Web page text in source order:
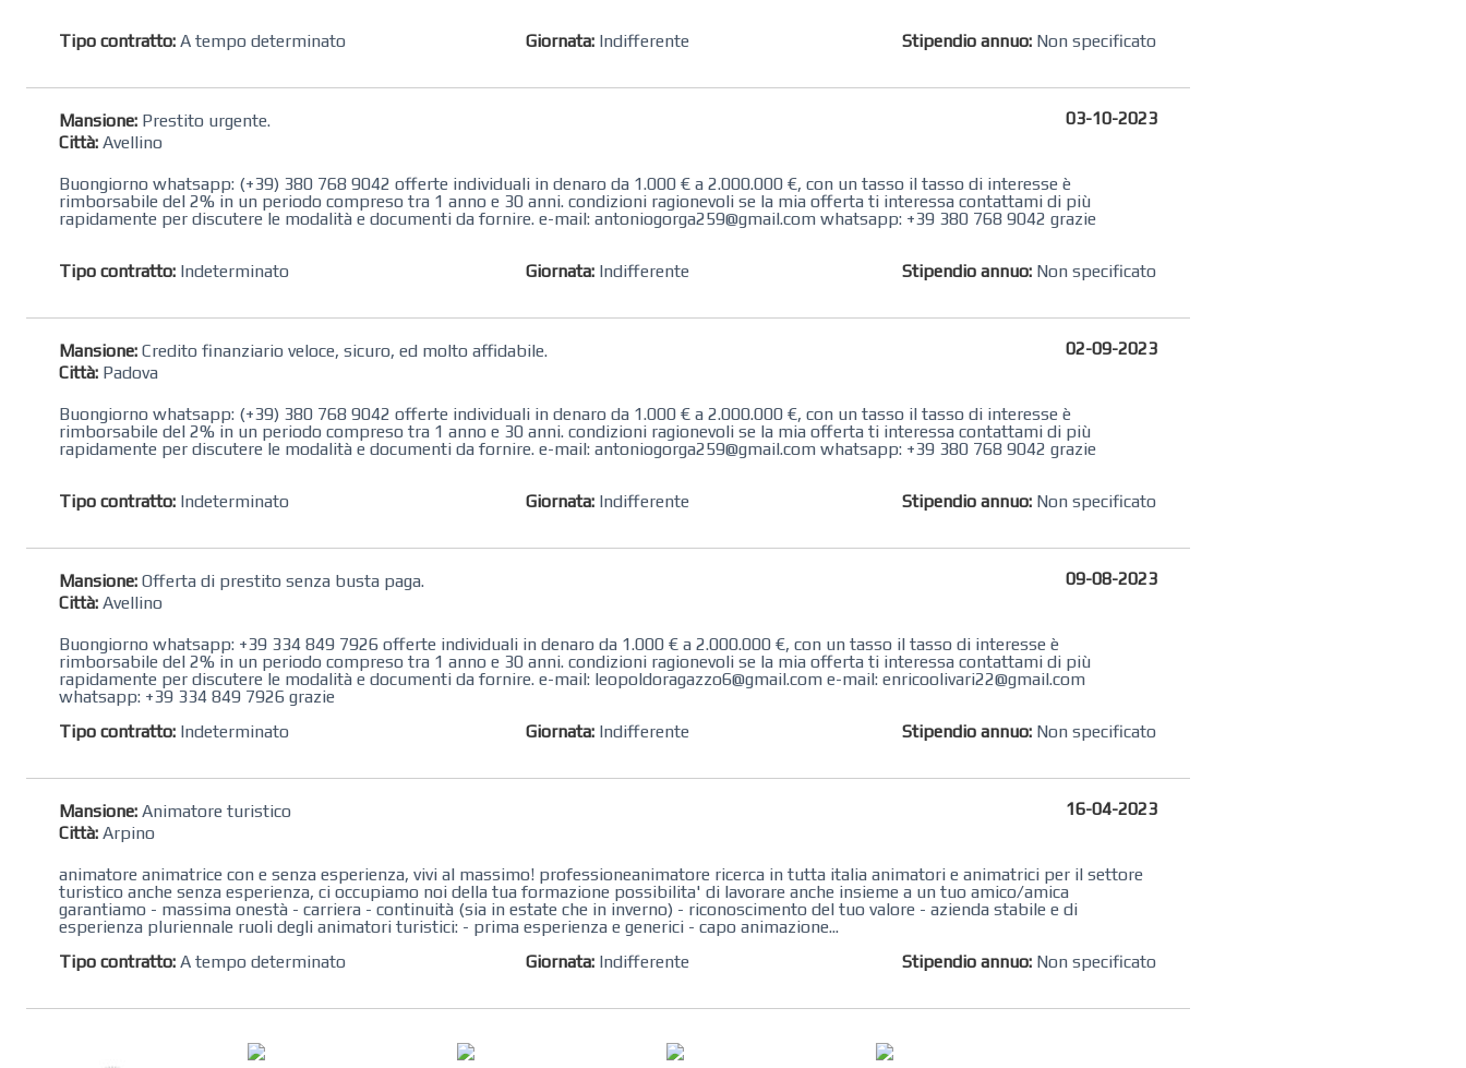
Tipo contratto: A tempo determinato Giornata: Indifferente Stipendio annuo: Non specificato
Mansione: Prestito urgente.
Città: Avellino
03-10-2023
Buongiorno whatsapp: (+39) 380 768 9042 offerte individuali in denaro da 1.000 € a 2.000.000 €, con un tasso il tasso di interesse è
rimborsabile del 2% in un periodo compreso tra 1 anno e 30 anni. condizioni ragionevoli se la mia offerta ti interessa contattami di più
rapidamente per discutere le modalità e documenti da fornire. e-mail: antoniogorga259@gmail.com whatsapp: +39 380 768 9042 grazie
Tipo contratto: Indeterminato Giornata: Indifferente Stipendio annuo: Non specificato
Mansione: Credito finanziario veloce, sicuro, ed molto affidabile.
Città: Padova
02-09-2023
Buongiorno whatsapp: (+39) 380 768 9042 offerte individuali in denaro da 1.000 € a 2.000.000 €, con un tasso il tasso di interesse è
rimborsabile del 2% in un periodo compreso tra 1 anno e 30 anni. condizioni ragionevoli se la mia offerta ti interessa contattami di più
rapidamente per discutere le modalità e documenti da fornire. e-mail: antoniogorga259@gmail.com whatsapp: +39 380 768 9042 grazie
Tipo contratto: Indeterminato Giornata: Indifferente Stipendio annuo: Non specificato
Mansione: Offerta di prestito senza busta paga.
Città: Avellino
09-08-2023
Buongiorno whatsapp: +39 334 849 7926 offerte individuali in denaro da 1.000 € a 2.000.000 €, con un tasso il tasso di interesse è
rimborsabile del 2% in un periodo compreso tra 1 anno e 30 anni. condizioni ragionevoli se la mia offerta ti interessa contattami di più
rapidamente per discutere le modalità e documenti da fornire. e-mail: leopoldoragazzo6@gmail.com e-mail: enricoolivari22@gmail.com
whatsapp: +39 334 849 7926 grazie
Tipo contratto: Indeterminato Giornata: Indifferente Stipendio annuo: Non specificato
Mansione: Animatore turistico
Città: Arpino
16-04-2023
animatore animatrice con e senza esperienza, vivi al massimo! professioneanimatore ricerca in tutta italia animatori e animatrici per il settore
turistico anche senza esperienza, ci occupiamo noi della tua formazione possibilita' di lavorare anche insieme a un tuo amico/amica
garantiamo - massima onestà - carriera - continuità (sia in estate che in inverno) - riconoscimento del tuo valore - azienda stabile e di
esperienza pluriennale ruoli degli animatori turistici: - prima esperienza e generici - capo animazione...
Tipo contratto: A tempo determinato Giornata: Indifferente Stipendio annuo: Non specificato